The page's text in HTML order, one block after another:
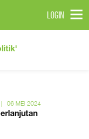
LOGIN
| 06 MEI 2024